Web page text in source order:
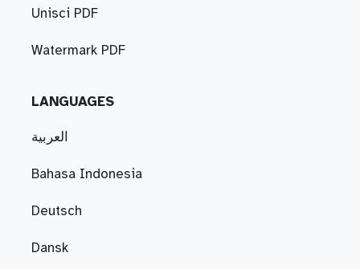
Unisci PDF
Watermark PDF
LANGUAGES
العربية
Bahasa Indonesia
Deutsch
Dansk